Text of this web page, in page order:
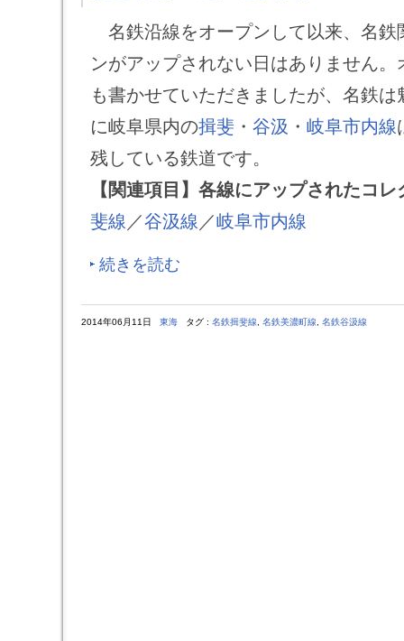
名鉄沿線をオープンして以来、名鉄
ンがアップされない日はありません
も書かせていただきましたが、名鉄
に岐阜県内の揖斐 ・ 谷汲 ・ 岐阜市内線
残している鉄道です。
【関連項目】各線にアップされたコ
斐線 ／谷汲線 ／岐阜市内線
続きを読む
2014年06月11日 東海 タグ : 名鉄揖斐線 名鉄美濃町線 名鉄谷汲線